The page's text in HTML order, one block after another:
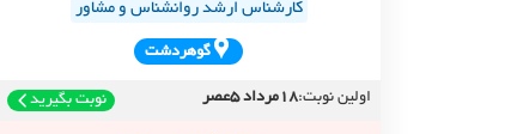
کارشناس ارشد روانشناس و مشاور
گوهردشت
اولین نوبت:18مرداد 5عصر نوبت بگیرید